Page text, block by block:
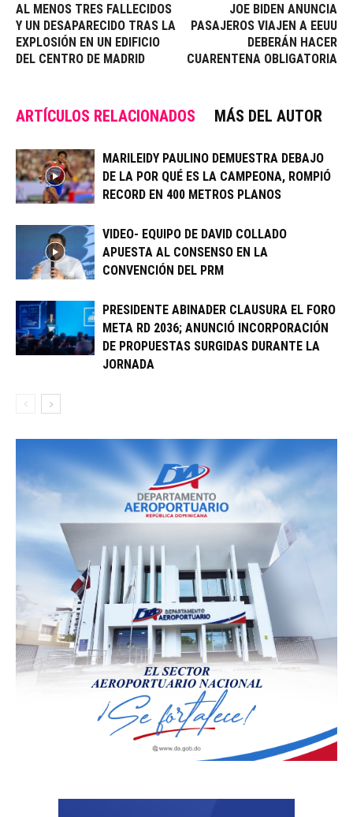
AL MENOS TRES FALLECIDOS
Y UN DESAPARECIDO TRAS LA
EXPLOSIÓN EN UN EDIFICIO
DEL CENTRO DE MADRID
JOE BIDEN ANUNCIA
PASAJEROS VIAJEN A EEUU
DEBERÁN HACER
CUARENTENA OBLIGATORIA
ARTÍCULOS RELACIONADOS MÁS DEL AUTOR
MARILEIDY PAULINO DEMUESTRA DEBAJO
DE LA POR QUÉ ES LA CAMPEONA, ROMPIÓ
RECORD EN 400 METROS PLANOS
VIDEO- EQUIPO DE DAVID COLLADO
APUESTA AL CONSENSO EN LA
CONVENCIÓN DEL PRM
PRESIDENTE ABINADER CLAUSURA EL FORO
META RD 2036; ANUNCIÓ INCORPORACIÓN
DE PROPUESTAS SURGIDAS DURANTE LA
JORNADA